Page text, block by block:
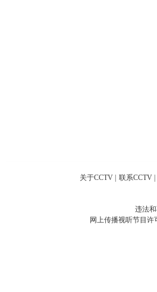
关于CCTV 联系CCTV
违法
网上传播视听节目许